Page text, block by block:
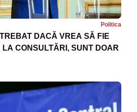
Politica
DACĂ VREA SĂ FIE
LA CONSULTĂRI, SUNT DOAR